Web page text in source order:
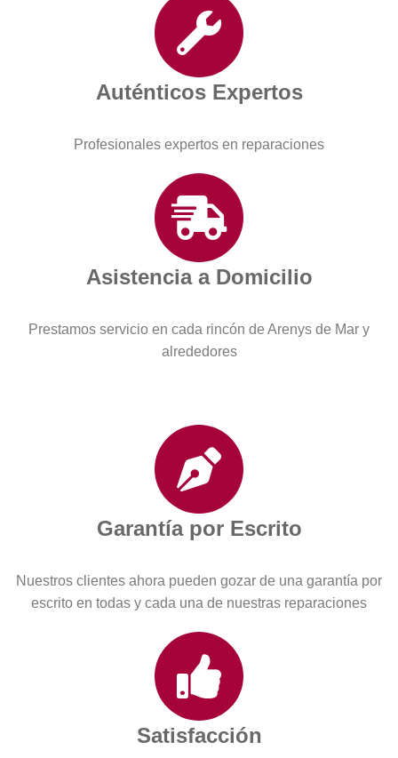
Auténticos Expertos
Profesionales expertos en reparaciones
Asistencia a Domicilio
Prestamos servicio en cada rincón de Arenys de Mar y
alrededores
Garantía por Escrito
Nuestros clientes ahora pueden gozar de una garantía por
escrito en todas y cada una de nuestras reparaciones
Satisfacción